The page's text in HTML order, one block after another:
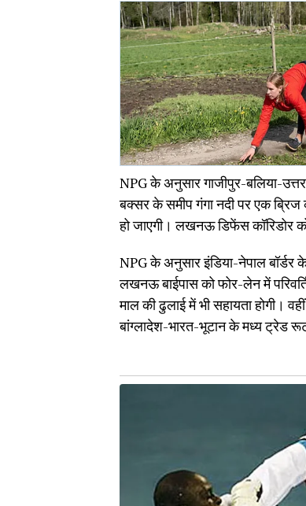
NPG के अनुसार गाजीपुर-बलिया-उत्तर
बक्सर के समीप गंगा नदी पर एक
हो जाएगी। लखनऊ डिफेंस कॉरिडोर
NPG के अनुसार इंडिया-नेपाल बॉर्डर
लखनऊ बाईपास को फोर-लेन में
माल की ढुलाई में भी सहायता होगी।
बांग्लादेश-भारत-भूटान के मध्य ट्रेड रूट